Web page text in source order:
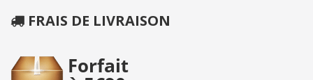
FRAIS DE LIVRAISON